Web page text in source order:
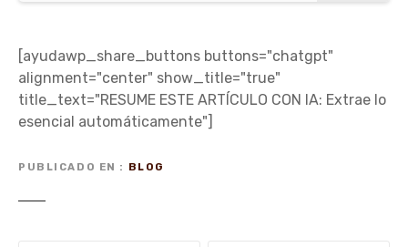
[ayudawp_share_buttons buttons="chatgpt"
alignment="center" show_title="true"
title_text="RESUME ESTE ARTÍCULO CON IA: Extrae lo
esencial automáticamente"]
PUBLICADO EN BLOG